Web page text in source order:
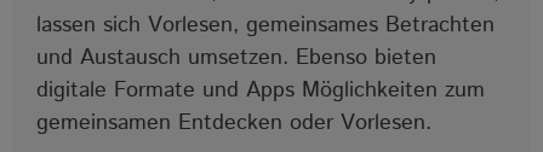
lassen sich Vorlesen, gemeinsames Betrachten
und Austausch umsetzen. Ebenso bieten
digitale Formate und Apps Möglichkeiten zum
gemeinsamen Entdecken oder Vorlesen.